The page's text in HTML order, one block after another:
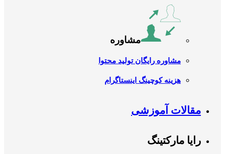
مشاوره
مشاوره رایگان تولید محتوا
هزینه کوچینگ اینستاگرام
مقالات آموزشی
رایا مارکتینگ